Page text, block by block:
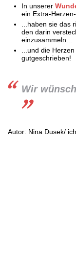
In unserer
ein Extra-
...haben sie das
den darin
einzusammeln...
...und die
gutgeschrieben!
Wir
Autor: Nina Dusek/